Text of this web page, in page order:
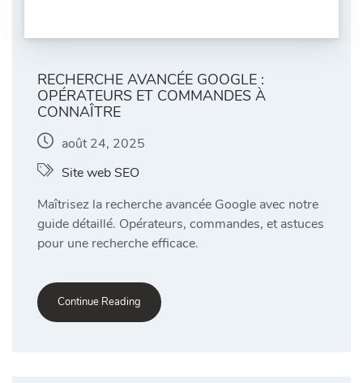
RECHERCHE AVANCÉE GOOGLE :
OPÉRATEURS ET COMMANDES À
CONNAÎTRE
août 24, 2025
Site web SEO
Maîtrisez la recherche avancée Google avec notre
guide détaillé. Opérateurs, commandes, et astuces
pour une recherche efficace.
Continue Reading